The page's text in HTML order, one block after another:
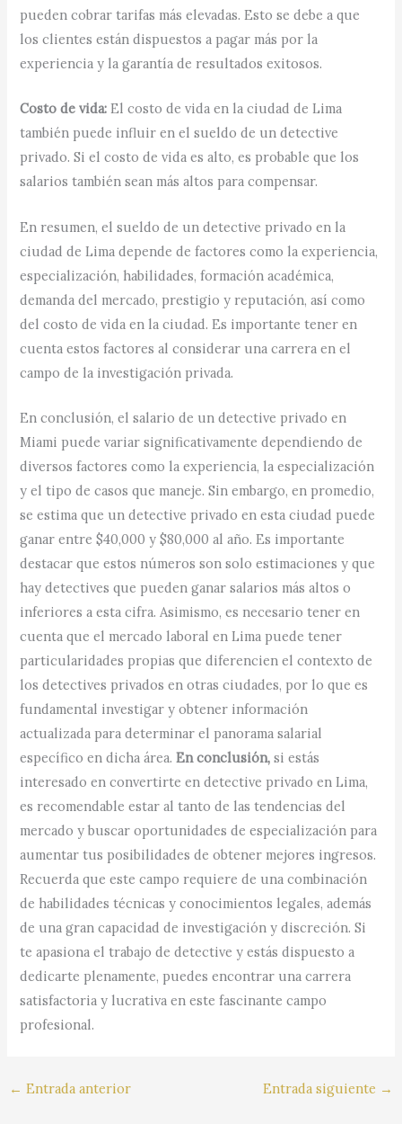
pueden cobrar tarifas más elevadas. Esto se debe a que
los clientes están dispuestos a pagar más por la
experiencia y la garantía de resultados exitosos.
Costo de vida: El costo de vida en la ciudad de Lima
también puede influir en el sueldo de un detective
privado. Si el costo de vida es alto, es probable que los
salarios también sean más altos para compensar.
En resumen, el sueldo de un detective privado en la
ciudad de Lima depende de factores como la experiencia,
especialización, habilidades, formación académica,
demanda del mercado, prestigio y reputación, así como
del costo de vida en la ciudad. Es importante tener en
cuenta estos factores al considerar una carrera en el
campo de la investigación privada.
En conclusión, el salario de un detective privado en
Miami puede variar significativamente dependiendo de
diversos factores como la experiencia, la especialización
y el tipo de casos que maneje. Sin embargo, en promedio,
se estima que un detective privado en esta ciudad puede
ganar entre $40,000 y $80,000 al año. Es importante
destacar que estos números son solo estimaciones y que
hay detectives que pueden ganar salarios más altos o
inferiores a esta cifra. Asimismo, es necesario tener en
cuenta que el mercado laboral en Lima puede tener
particularidades propias que diferencien el contexto de
los detectives privados en otras ciudades, por lo que es
fundamental investigar y obtener información
actualizada para determinar el panorama salarial
específico en dicha área.En conclusión, si estás
interesado en convertirte en detective privado en Lima,
es recomendable estar al tanto de las tendencias del
mercado y buscar oportunidades de especialización para
aumentar tus posibilidades de obtener mejores ingresos.
Recuerda que este campo requiere de una combinación
de habilidades técnicas y conocimientos legales, además
de una gran capacidad de investigación y discreción. Si
te apasiona el trabajo de detective y estás dispuesto a
dedicarte plenamente, puedes encontrar una carrera
satisfactoria y lucrativa en este fascinante campo
profesional.
← Entrada anterior Entrada siguiente →